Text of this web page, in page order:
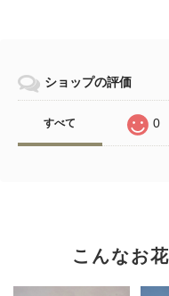
ショップの評価
すべて 0
こんなお